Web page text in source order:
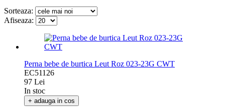
Sorteaza:
Afiseaza:
Perna bebe de burtica Leut Roz 023-23G CWT
EC51126
97 Lei
In stoc
+ adauga in cos